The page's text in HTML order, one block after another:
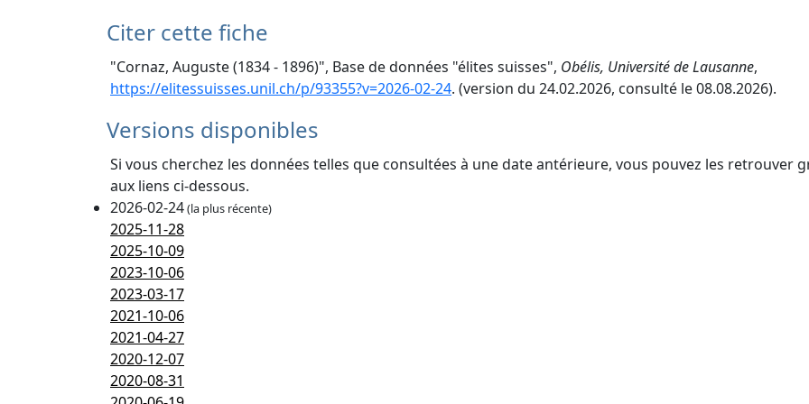
Citer cette fiche
"Cornaz, Auguste (1834 - 1896)", Base de données "élites suisses", Obélis, Université de Lausanne,
https://elitessuisses.unil.ch/p/93355?v=2026-02-24. (version du 24.02.2026, consulté le 08.08.2026).
Versions disponibles
Si vous cherchez les données telles que consultées à une date antérieure, vous pouvez les retrouver
aux liens ci-dessous.
2026-02-24(la plus récente)
2025-11-28
2025-10-09
2023-10-06
2023-03-17
2021-10-06
2021-04-27
2020-12-07
2020-08-31